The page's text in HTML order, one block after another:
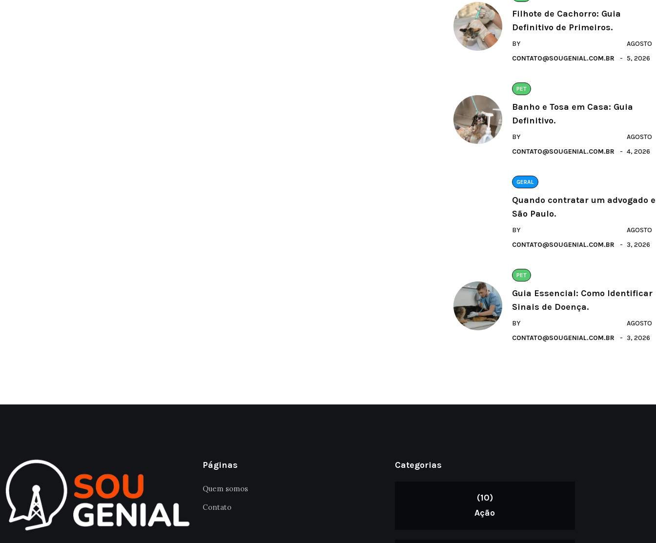
Filhote de Cachorro: Guia
Definitivo de Primeiros.
BY
CONTATO@SOUGENIAL.COM.BR
AGOSTO
5, 2026
PET
Banho e Tosa em Casa: Guia
Definitivo.
BY
CONTATO@SOUGENIAL.COM.BR
AGOSTO
4, 2026
GERAL
Quando contratar um advogado
São Paulo.
BY
CONTATO@SOUGENIAL.COM.BR
AGOSTO
3, 2026
PET
Guia Essencial: Como Identificar
Sinais de Doença.
BY
CONTATO@SOUGENIAL.COM.BR
AGOSTO
3, 2026
Páginas
Quem somos
Contato
Categorias
(10)
Ação